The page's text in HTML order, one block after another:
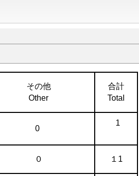
その他
Other
合計
Total
0
1
０ １1